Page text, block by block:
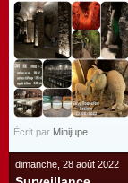
Écrit par Minijupe
dimanche, 28 août 2022